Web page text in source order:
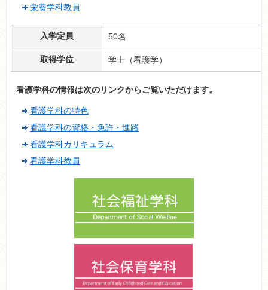
栄養学科教員
入学定員 50名
取得学位 学士（看護学）
看護学科の情報は次のリンクからご覧いただけます。
看護学科の特色
看護学科の資格・免許・進路
看護学科カリキュラム
看護学科教員